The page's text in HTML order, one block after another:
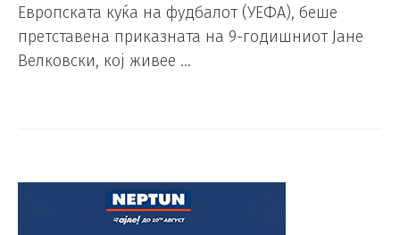
Европската куќа на фудбалот (УЕФА), беше
претставена приказната на 9-годишниот Јане
Велковски, кој живее …